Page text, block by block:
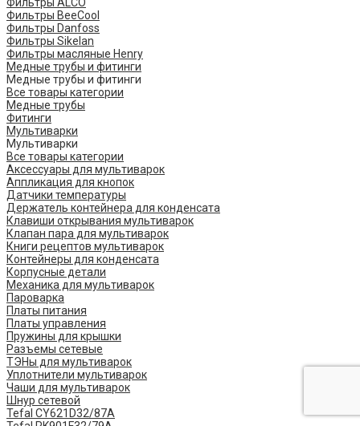
Фильтры BeeCool
Фильтры Danfoss
Фильтры Sikelan
Фильтры масляные Henry
Медные трубы и фитинги
Медные трубы и фитинги
Все товары категории
Медные трубы
Фитинги
Мультиварки
Мультиварки
Все товары категории
Аксессуары для мультиварок
Аппликация для кнопок
Датчики температуры
Держатель контейнера для конденсата
Клавиши открывания мультиварок
Клапан пара для мультиварок
Книги рецептов мультиварок
Контейнеры для конденсата
Корпусные детали
Механика для мультиварок
Пароварка
Платы питания
Платы управления
Пружины для крышки
Разъемы сетевые
ТЭНы для мультиварок
Уплотнители мультиварок
Чаши для мультиварок
Шнур сетевой
Tefal CY621D32/87A